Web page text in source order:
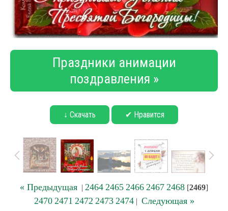
Праздники анимации
поздравления »
↓ Скачать ✔ Нравится
« Предыдущая | 2464 2465 2466 2467 2468 [2469]
2470 2471 2472 2473 2474| Следующая »